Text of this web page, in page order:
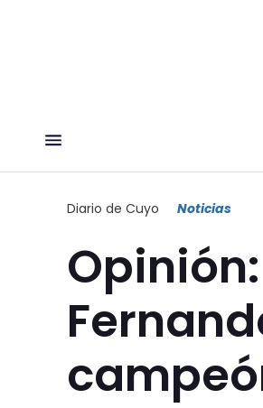
Diario de Cuyo Noticias